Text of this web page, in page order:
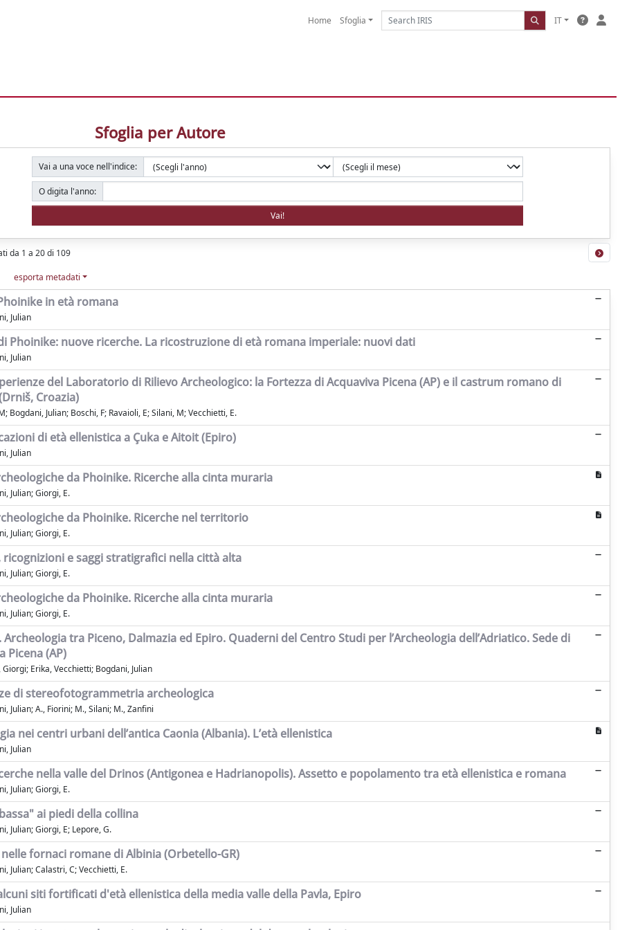
Home Sfoglia IT
Sfoglia per Autore
Vai a una voce nell'indice:
O digita l'anno:
da 1 a 20 di 109
esporta metadati
in età romana
Julian
Phoinike: nuove ricerche. La ricostruzione di età romana imperiale: nuovi dati
Julian
del Laboratorio di Rilievo Archeologico: la Fortezza di Acquaviva Picena (AP) e il castrum romano di
Croazia)
Bogdani, Julian; Boschi, F; Ravaioli, E; Silani, M; Vecchietti, E.
di età ellenistica a Çuka e Aitoit (Epiro)
Julian
da Phoinike. Ricerche alla cinta muraria
Julian; Giorgi, E.
da Phoinike. Ricerche nel territorio
Julian; Giorgi, E.
ricognizioni e saggi stratigrafici nella città alta
Julian; Giorgi, E.
da Phoinike. Ricerche alla cinta muraria
Julian; Giorgi, E.
Archeologia tra Piceno, Dalmazia ed Epiro. Quaderni del Centro Studi per l’Archeologia dell’Adriatico. Sede di
Picena (AP)
Erika, Vecchietti; Bogdani, Julian
di stereofotogrammetria archeologica
Julian; A., Fiorini; M., Silani; M., Zanfini
nei centri urbani dell’antica Caonia (Albania). L’età ellenistica
Julian
nella valle del Drinos (Antigonea e Hadrianopolis). Assetto e popolamento tra età ellenistica e romana
Julian; Giorgi, E.
ai piedi della collina
Julian; Giorgi, E; Lepore, G.
fornaci romane di Albinia (Orbetello-GR)
Julian; Calastri, C; Vecchietti, E.
siti fortificati d'età ellenistica della media valle della Pavla, Epiro
Julian